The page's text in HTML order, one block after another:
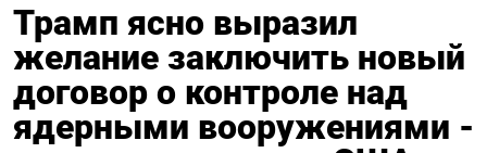
Трамп ясно выразил
желание заключить новый
договор о контроле над
ядерными вооружениями -